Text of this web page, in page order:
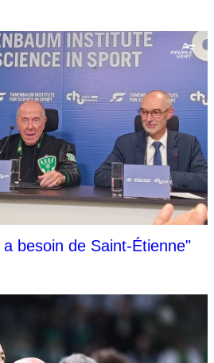
besoin de Saint-Étienne"